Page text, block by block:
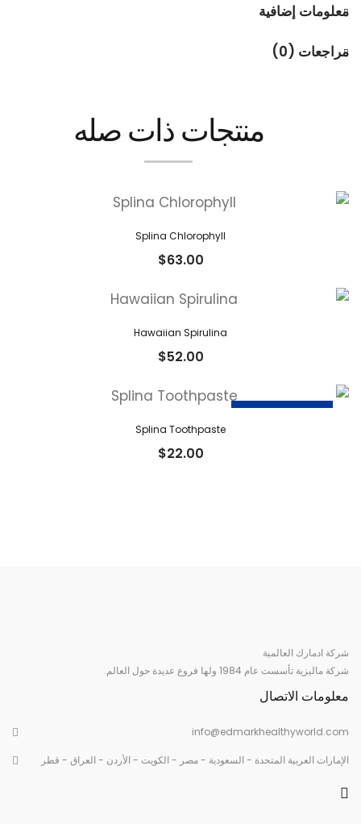
معلومات إضافية
مراجعات (0)
منتجات ذات صله
Splina Chlorophyll
$63.00
Hawaiian Spirulina
$52.00
Splina Toothpaste
$22.00
شركة ادمارك العالمية
شركة ماليزية تأسست عام 1984 ولها فروع عديدة حول العالم.
معلومات الاتصال
info@edmarkhealthyworld.com
الإمارات العربية المتحدة - السعودية - مصر - الكويت - الأردن - العراق - قطر